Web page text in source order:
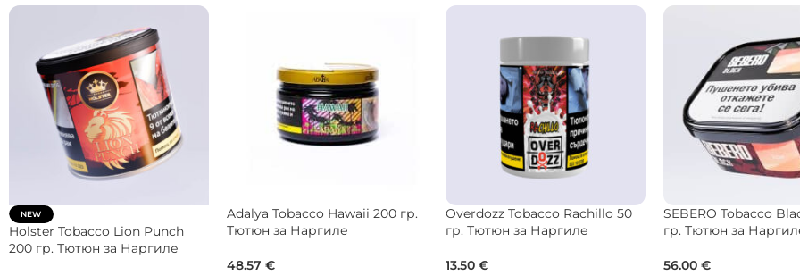
DARKSIDE Tobacco Core
Breaking Red 200 гр. Тютюн за
Наргиле
NEW
Hookain Tobacco Laoz Dry Base
Musthave Tobacco Honey Holls
125 гр. Тютюн за Наргиле
41.00€
ZOMO Tobacco
гр. Тютюн за
11.25€